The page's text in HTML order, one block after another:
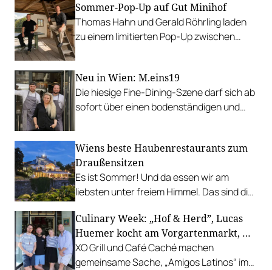
Sommer-Pop-Up auf Gut Minihof
Thomas Hahn und Gerald Röhrling laden
zu einem limitierten Pop-Up zwischen
Neu in Wien: M.eins19
Die hiesige Fine-Dining-Szene darf sich ab
sofort über einen bodenständigen und
Wiens beste Haubenrestaurants zum
Draußensitzen
Es ist Sommer! Und da essen wir am
liebsten unter freiem Himmel. Das sind die
Gastgarten.
Culinary Week: „Hof & Herd”, Lucas
Huemer kocht am Vorgartenmarkt, …
XO Grill und Café Caché machen
gemeinsame Sache, „Amigos Latinos“ im